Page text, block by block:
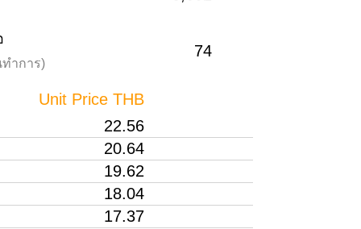
ทำการ)
74
Unit Price THB
22.56
20.64
19.62
18.04
17.37